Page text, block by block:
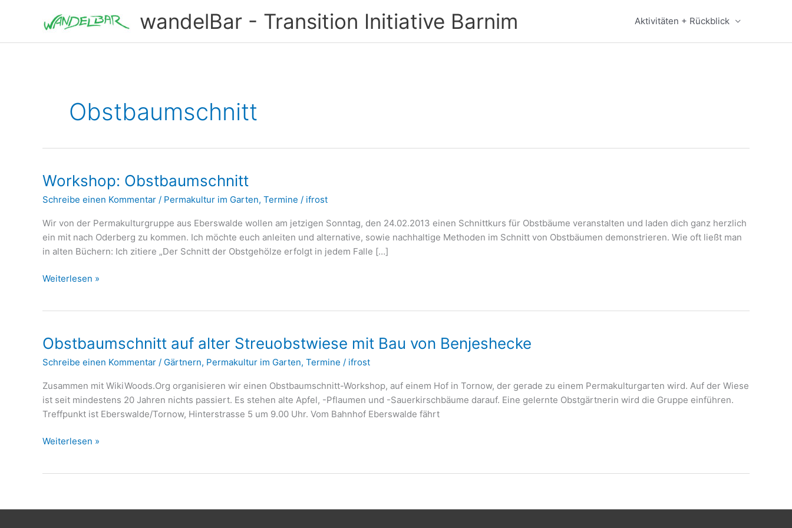
wandelBar - Transition Initiative Barnim Aktivitäten + Rückblick
Obstbaumschnitt
Workshop: Obstbaumschnitt
Schreibe einen Kommentar / Permakultur im Garten, Termine / ifrost
Wir von der Permakulturgruppe aus Eberswalde wollen am jetzigen Sonntag, den 24.02.2013 einen Schnittkurs für Obstbäume veranstalten und laden dich ganz herzlich
ein mit nach Oderberg zu kommen. Ich möchte euch anleiten und alternative, sowie nachhaltige Methoden im Schnitt von Obstbäumen demonstrieren. Wie oft ließt man
in alten Büchern: Ich zitiere „Der Schnitt der Obstgehölze erfolgt in jedem Falle […]
Workshop:
Weiterlesen »
Obstbaumschnitt auf alter Streuobstwiese mit Bau von Benjeshecke
Schreibe einen Kommentar / Gärtnern, Permakultur im Garten, Termine / ifrost
Zusammen mit WikiWoods.Org organisieren wir einen Obstbaumschnitt-Workshop, auf einem Hof in Tornow, der gerade zu einem Permakulturgarten wird. Auf der Wiese
ist seit mindestens 20 Jahren nichts passiert. Es stehen alte Apfel, -Pflaumen und -Sauerkirschbäume darauf. Eine gelernte Obstgärtnerin wird die Gruppe einführen.
Treffpunkt ist Eberswalde/Tornow, Hinterstrasse 5 um 9.00 Uhr. Vom Bahnhof Eberswalde fährt
Obstbaumschnitt
Bau
Weiterlesen »